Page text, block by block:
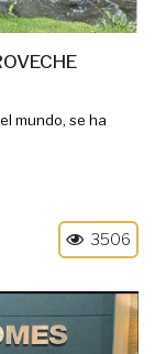
mundo, se ha
3506